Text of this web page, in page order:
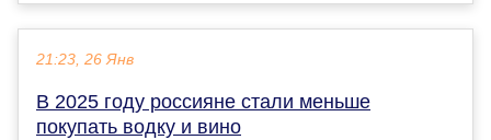
21:23, 26 Янв
В 2025 году россияне стали меньше
покупать водку и вино